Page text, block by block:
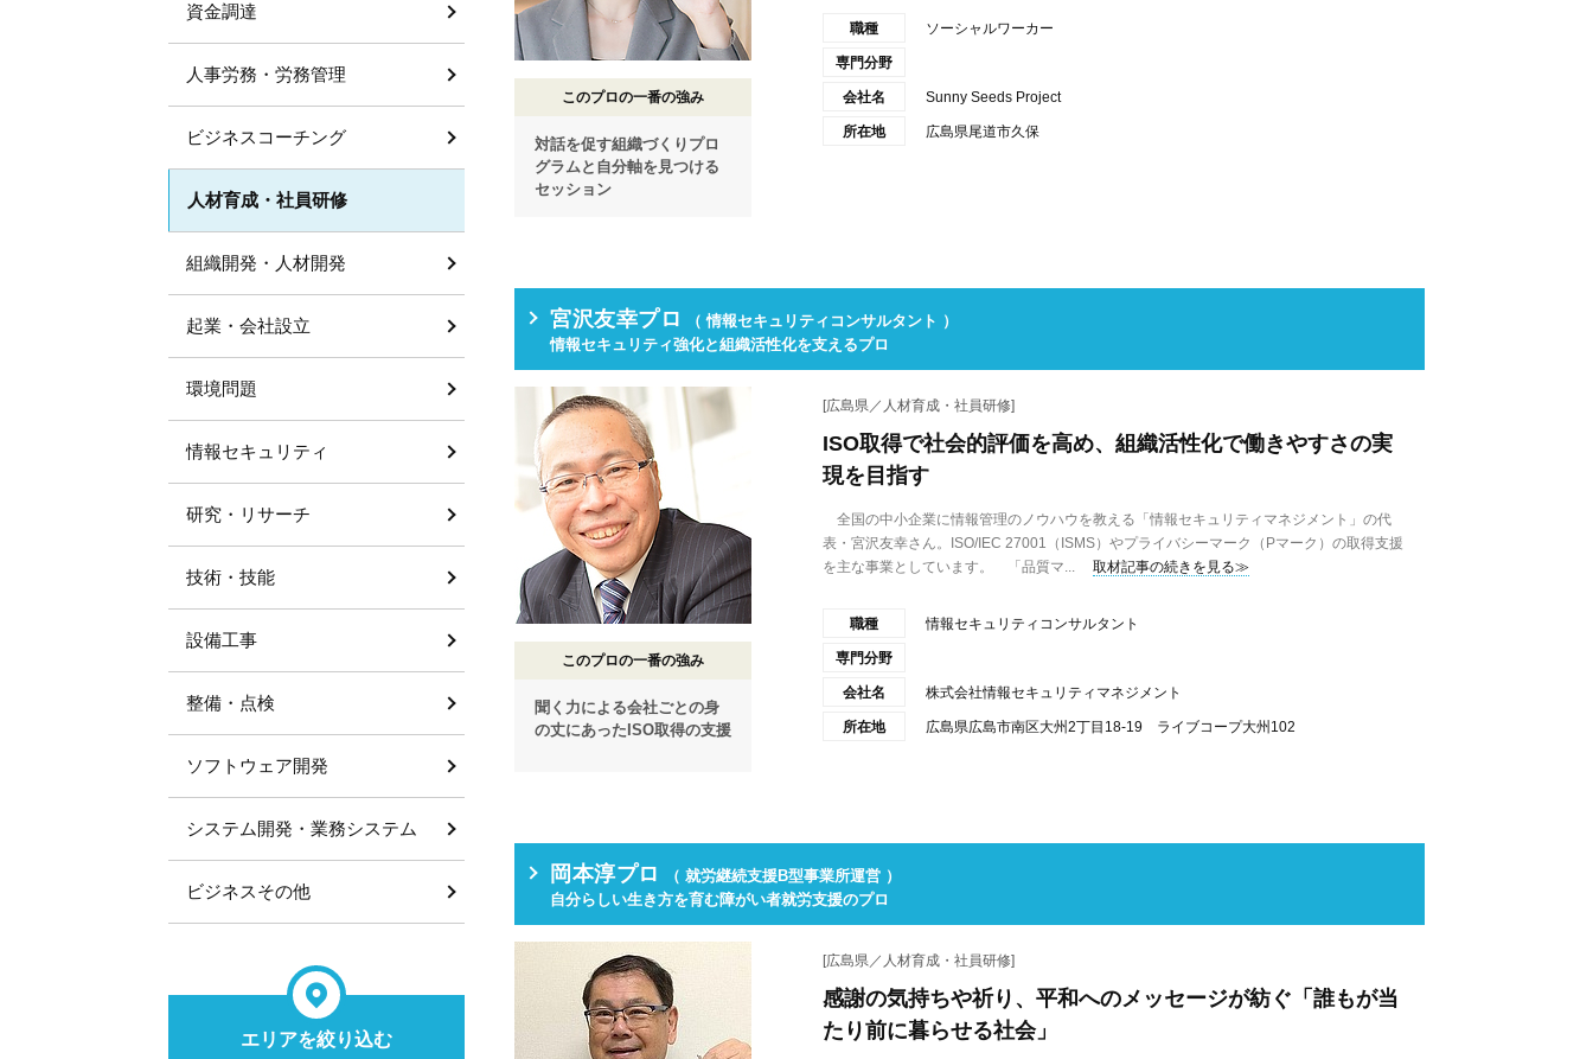
このプロの一番の強み
対話を促す組織づくりプロ
グラムと自分軸を見つける
セッション
職種 ソーシャルワーカー
専門分野
会社名 Sunny Seeds Project
所在地 広島県尾道市久保
宮沢友幸プロ
（ 情報セキュリティコンサルタント ）
情報セキュリティ強化と組織活性化を支えるプロ
このプロの一番の強み
聞く力による会社ごとの身
の丈にあったISO取得の支援
[広島県／人材育成・社員研修]
ISO取得で社会的評価を高め、組織活性化で働きやすさの実
現を目指す
全国の中小企業に情報管理のノウハウを教える「情報セキュリティマネジメント」の代
表・宮沢友幸さん。ISO/IEC 27001（ISMS）やプライバシーマーク（Pマーク）の取得支援
を主な事業としています。 「品質マ...
取材記事の続きを見る≫
職種 情報セキュリティコンサルタント
専門分野
会社名 株式会社情報セキュリティマネジメント
所在地 広島県広島市南区大州2丁目18-19 ライブコープ大州102
岡本淳プロ
（ 就労継続支援B型事業所運営 ）
自分らしい生き方を育む障がい者就労支援のプロ
[広島県／人材育成・社員研修]
感謝の気持ちや祈り、平和へのメッセージが紡ぐ「誰もが当
たり前に暮らせる社会」
資金調達
人事労務・労務管理
ビジネスコーチング
人材育成・社員研修
組織開発・人材開発
起業・会社設立
環境問題
情報セキュリティ
研究・リサーチ
技術・技能
設備工事
整備・点検
ソフトウェア開発
システム開発・業務システム
ビジネスその他
エリアを絞り込む